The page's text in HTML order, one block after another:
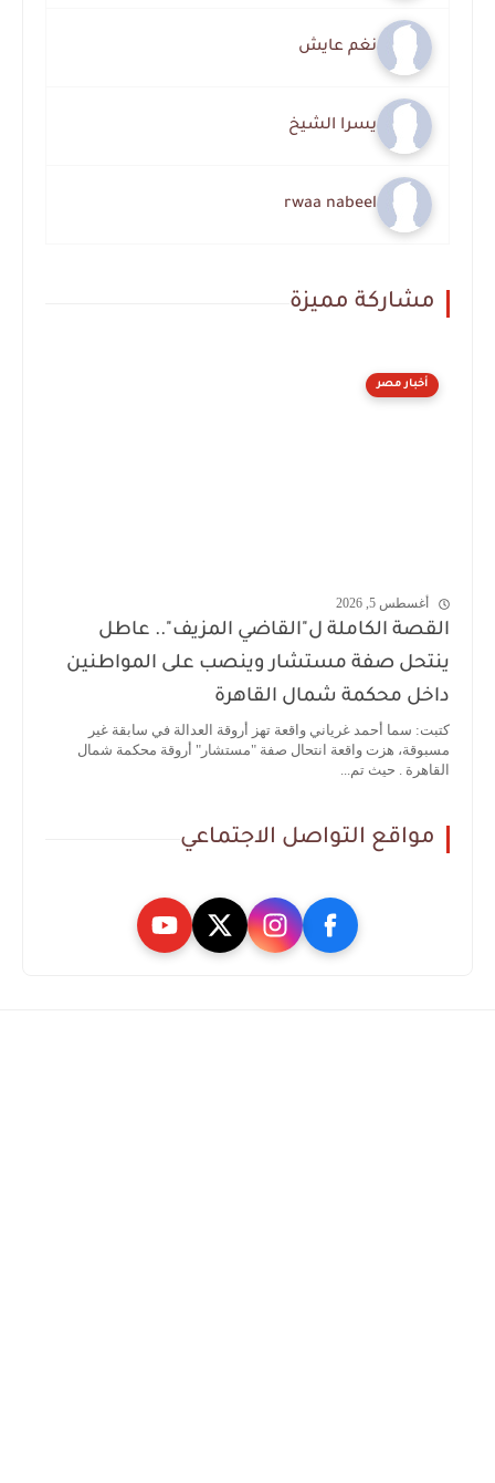
نغم عايش
يسرا الشيخ
rwaa nabeel
مشاركة مميزة
أخبار مصر
أغسطس 5, 2026
القصة الكاملة ل"القاضي المزيف".. عاطل
ينتحل صفة مستشار وينصب على المواطنين
داخل محكمة شمال القاهرة
كتبت: سما أحمد غرياني واقعة تهز أروقة العدالة في سابقة غير
مسبوقة، هزت واقعة انتحال صفة "مستشار" أروقة محكمة شمال
القاهرة . حيث تم...
مواقع التواصل الاجتماعي